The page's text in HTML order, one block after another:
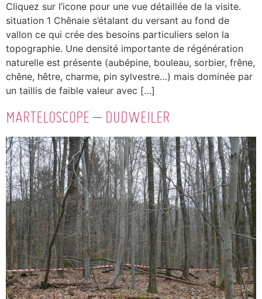
Cliquez sur l’icone pour une vue détaillée de la visite.
situation 1 Chênaie s’étalant du versant au fond de
vallon ce qui crée des besoins particuliers selon la
topographie. Une densité importante de régénération
naturelle est présente (aubépine, bouleau, sorbier, frêne,
chêne, hêtre, charme, pin sylvestre…) mais dominée par
un taillis de faible valeur avec […]
MARTELOSCOPE – DUDWEILER